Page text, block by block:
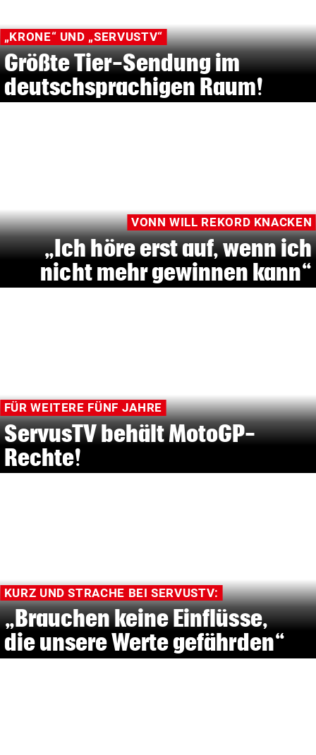
„KRONE“ UND „SERVUSTV“
Größte Tier-Sendung im
deutschsprachigen Raum!
VONN WILL REKORD KNACKEN
„Ich höre erst auf, wenn ich
nicht mehr gewinnen kann“
FÜR WEITERE FÜNF JAHRE
ServusTV behält MotoGP-
Rechte!
KURZ UND STRACHE BEI SERVUSTV:
„Brauchen keine Einflüsse,
die unsere Werte gefährden“